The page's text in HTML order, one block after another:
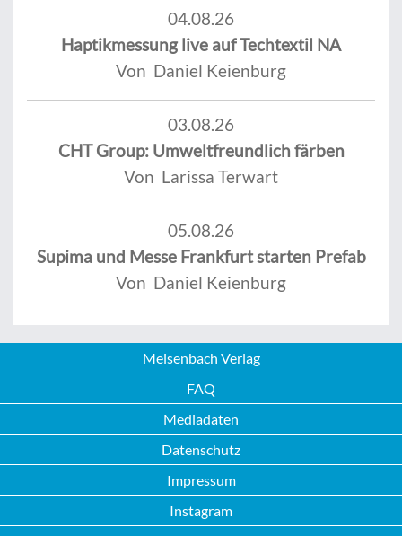
04.08.26
Haptikmessung live auf Techtextil NA
Von Daniel Keienburg
03.08.26
CHT Group: Umweltfreundlich färben
Von Larissa Terwart
05.08.26
Supima und Messe Frankfurt starten Prefab
Von Daniel Keienburg
Meisenbach Verlag
FAQ
Mediadaten
Datenschutz
Impressum
Instagram